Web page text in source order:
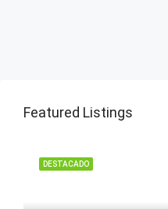
Featured Listings
DESTACADO